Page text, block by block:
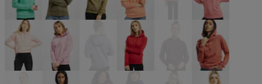
bunt olive orange orange pink
pink rot